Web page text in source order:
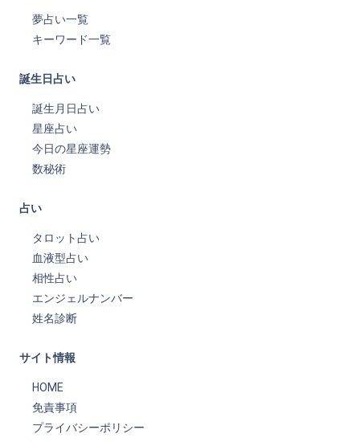
夢占い一覧
キーワード一覧
誕生日占い
誕生月日占い
星座占い
今日の星座運勢
数秘術
占い
タロット占い
血液型占い
相性占い
エンジェルナンバー
姓名診断
サイト情報
HOME
免責事項
プライバシーポリシー